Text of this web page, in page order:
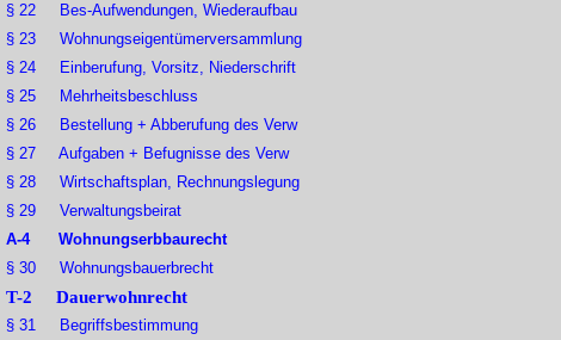
§ 22 Bes-Aufwendungen, Wiederaufbau
§ 23 Wohnungseigentümerversammlung
§ 24 Einberufung, Vorsitz, Niederschrift
§ 25 Mehrheitsbeschluss
§ 26 Bestellung + Abberufung des Verw
§ 27 Aufgaben + Befugnisse des Verw
§ 28 Wirtschaftsplan, Rechnungslegung
§ 29 Verwaltungsbeirat
A-4 Wohnungserbbaurecht
§ 30 Wohnungsbauerbrecht
T-2 Dauerwohnrecht
§ 31 Begriffsbestimmung